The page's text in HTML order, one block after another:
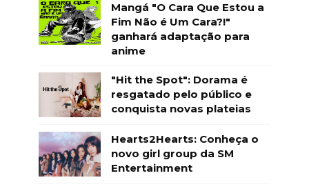
Mangá "O Cara Que Estou a
Fim Não é Um Cara?!"
ganhará adaptação para
anime
"Hit the Spot": Dorama é
resgatado pelo público e
conquista novas plateias
Hearts2Hearts: Conheça o
novo girl group da SM
Entertainment